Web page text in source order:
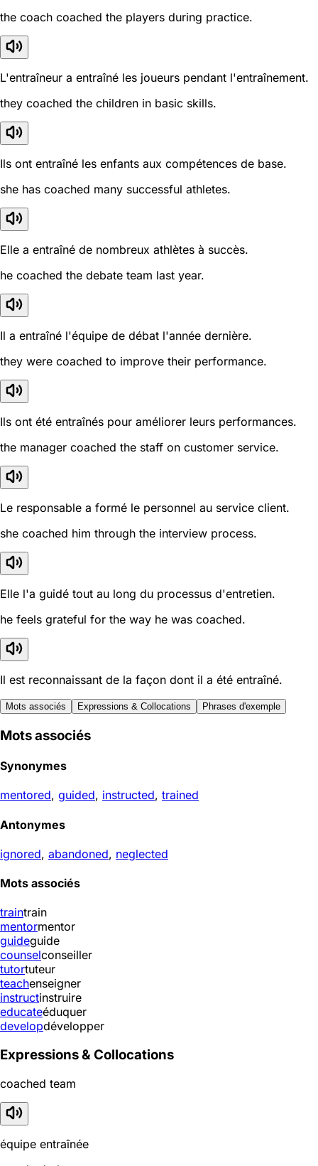
the coach coached the players during practice.
L'entraîneur a entraîné les joueurs pendant l'entraînement.
they coached the children in basic skills.
Ils ont entraîné les enfants aux compétences de base.
she has coached many successful athletes.
Elle a entraîné de nombreux athlètes à succès.
he coached the debate team last year.
Il a entraîné l'équipe de débat l'année dernière.
they were coached to improve their performance.
Ils ont été entraînés pour améliorer leurs performances.
the manager coached the staff on customer service.
Le responsable a formé le personnel au service client.
she coached him through the interview process.
Elle l'a guidé tout au long du processus d'entretien.
he feels grateful for the way he was coached.
Il est reconnaissant de la façon dont il a été entraîné.
Mots associés Expressions & Collocations Phrases d'exemple
Mots associés
Synonymes
mentored, guided, instructed, trained
Antonymes
ignored, abandoned, neglected
Mots associés
traintrain
mentormentor
guideguide
counselconseiller
tutortuteur
teachenseigner
instructinstruire
educateéduquer
developdévelopper
Expressions & Collocations
coached team
équipe entraînée